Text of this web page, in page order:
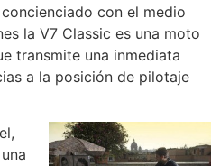
concienciado con el medio
la V7 Classic es una moto
transmite una inmediata
a la posición de pilotaje